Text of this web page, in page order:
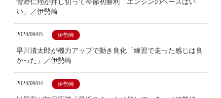
菅野仁翔が押し切って今節初勝利「エンジンのベースはい
い」／伊勢崎
2024/09/05 伊勢崎
早川清太郎が機力アップで動き良化「練習で走った感じは良
かった」／伊勢崎
2024/09/04 伊勢崎